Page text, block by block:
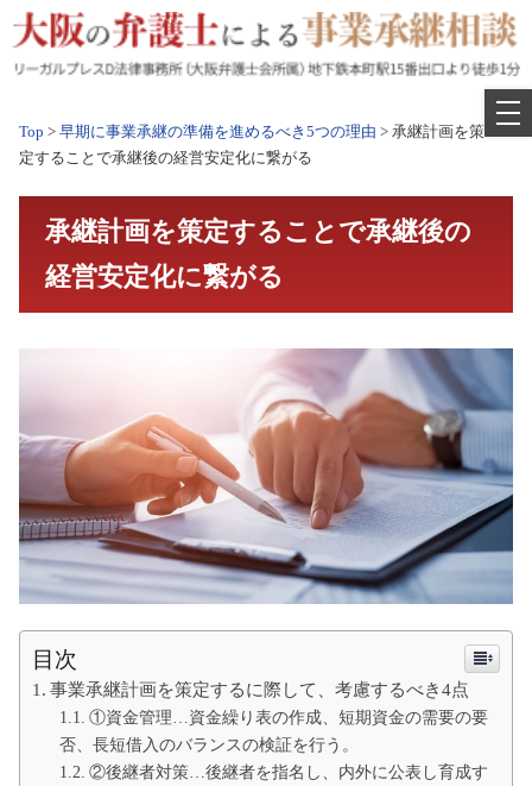
Skip
to
content
Top > 早期に事業承継の準備を進めるべき5つの理由 > 承継計画を策
定することで承継後の経営安定化に繋がる
承継計画を策定することで承継後の
経営安定化に繋がる
目次
事業承継計画を策定するに際して、考慮するべき4点
①資金管理…資金繰り表の作成、短期資金の需要の要
否、長短借入のバランスの検証を行う。
②後継者対策…後継者を指名し、内外に公表し育成す